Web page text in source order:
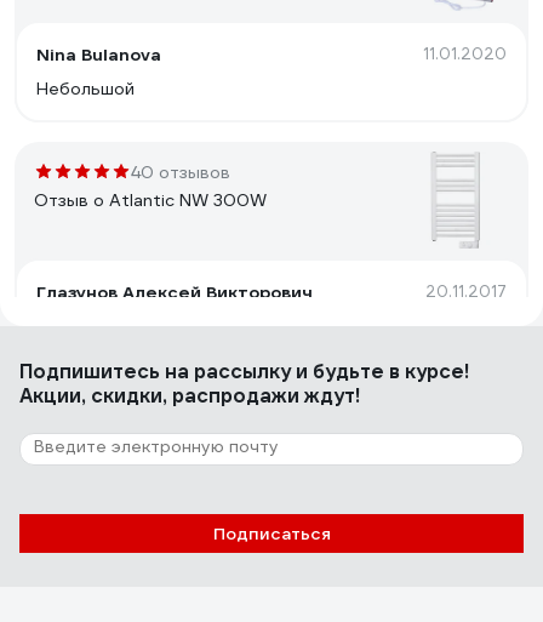
Nina Bulanova 11.01.2020
Небольшой
40 отзывов
Отзыв о Atlantic NW 300W
Глазунов Алексей Викторович 20.11.2017
Очень хорошая идея, качество изготовления
полотенцесушитель, поддержание
&quot;минимальной температуры не
ежедневного запуска. Поддержание установленной
температуры воздуха (от +7 до +29)
26 отзывов
450x750
Подпишитесь на рассылкуи будьте в курсе!
Акции, скидки, распродажи ждут!
Подписаться